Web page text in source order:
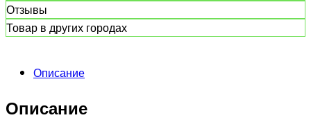
Отзывы
Товар в других городах
Описание
Описание